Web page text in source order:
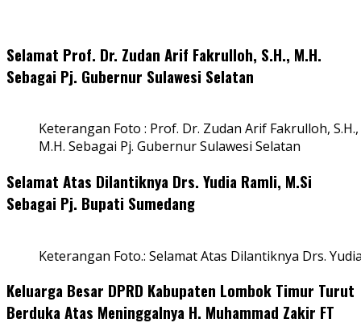
Selamat Prof. Dr. Zudan Arif Fakrulloh, S.H., M.H.
Sebagai Pj. Gubernur Sulawesi Selatan
Keterangan Foto : Prof. Dr. Zudan Arif Fakrulloh, S.H.,
M.H. Sebagai Pj. Gubernur Sulawesi Selatan
Selamat Atas Dilantiknya Drs. Yudia Ramli, M.Si
Sebagai Pj. Bupati Sumedang
Keterangan Foto.: Selamat Atas Dilantiknya Drs.
Keluarga Besar DPRD Kabupaten Lombok Timur Turut
Berduka Atas Meninggalnya H. Muhammad Zakir FT